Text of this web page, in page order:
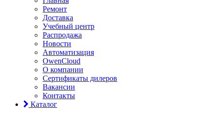
Ремонт
Доставка
Учебный центр
Распродажа
Новости
Автоматизация
OwenCloud
О компании
Сертификаты дилеров
Вакансии
Контакты
Каталог